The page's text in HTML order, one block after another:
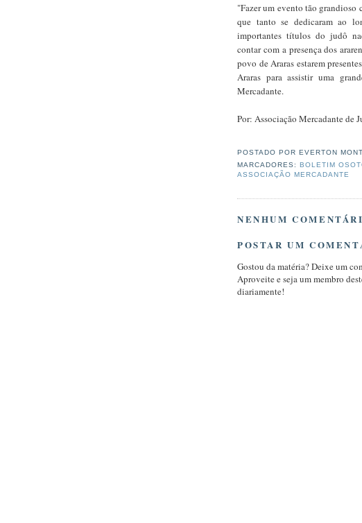
"Fazer um evento tão grandioso
que tanto se dedicaram ao
importantes títulos do judô
contar com a presença dos
povo de Araras estarem
Araras para assistir uma
Mercadante.
Por: Associação Mercadante de
POSTADO POR EVERTON
MARCADORES:BOLETIM
ASSOCIAÇÃO MERCADANTE
NENHUM
POSTAR UM
Gostou da matéria? Deixe um
Aproveite e seja um membro
diariamente!